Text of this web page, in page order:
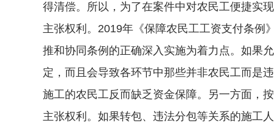
得清偿。所以，为了在案件中对农民工便捷实
主张权利。2019年《保障农民工工资支付条例
推和协同条例的正确深入实施为着力点。如果
定，而且会导致各环节中那些并非农民工而是
施工的农民工反而缺乏资金保障。另一方面，
主张权利。如果转包、违法分包等关系的施工